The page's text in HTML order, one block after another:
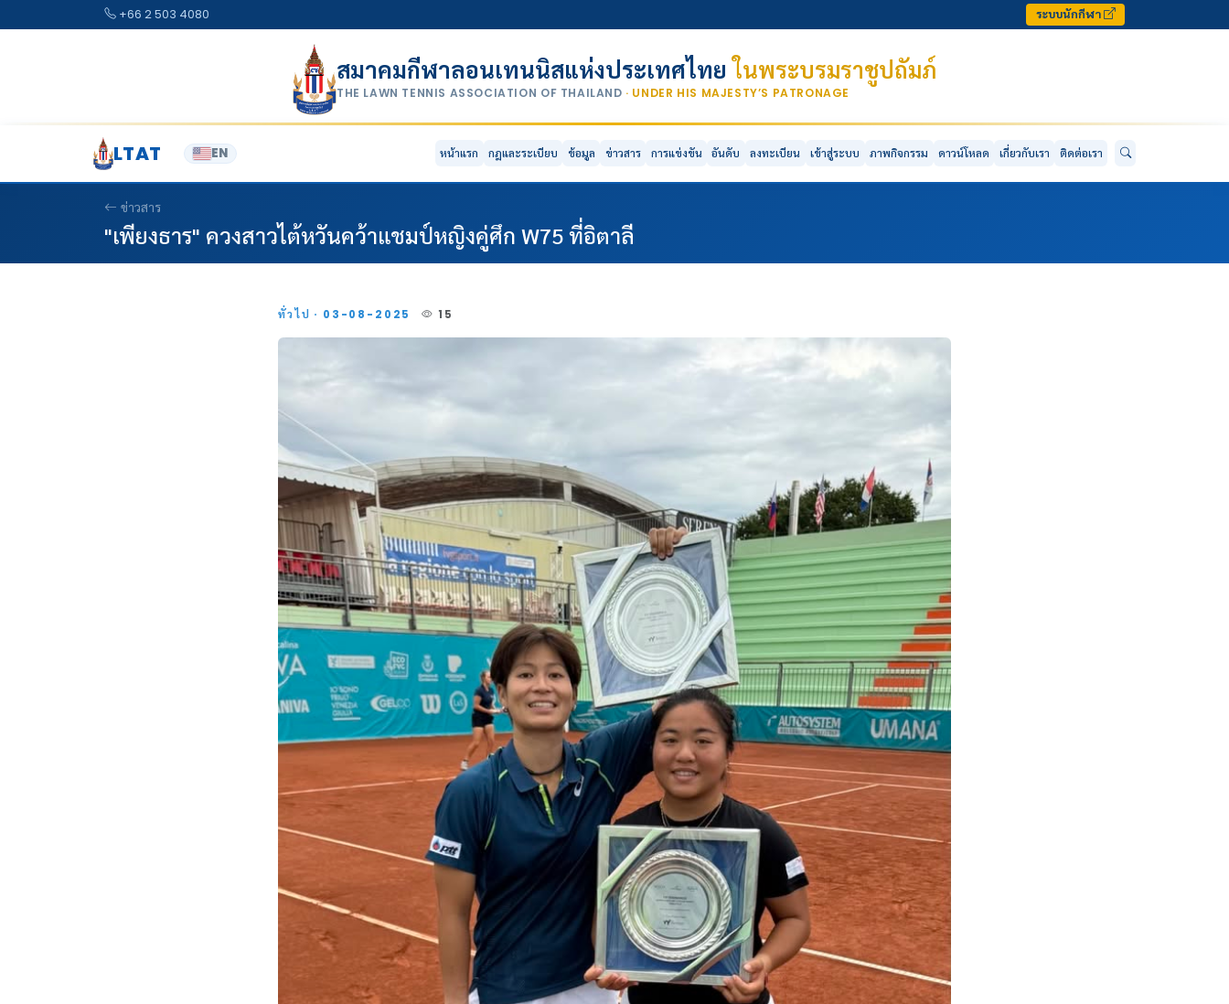
+66 2 503 4080 ระบบนักกีฬา
สมาคมกีฬาลอนเทนนิสแห่งประเทศไทยในพระบรมราชูปถัมภ์
THE LAWN TENNIS ASSOCIATION OF THAILAND · UNDER HIS MAJESTY’S PATRONAGE
LTAT EN หน้าแรก กฎและระเบียบ ข้อมูล ข่าวสาร การแข่งขัน อันดับ ลงทะเบียน เข้าสู่ระบบ ภาพกิจกรรม ดาวน์โหลด เกี่ยวกับเรา ติดต่อเรา
ข่าวสาร
"เพียงธาร" ควงสาวไต้หวันคว้าแชมป์หญิงคู่ศึก W75 ที่อิตาลี
ทั่วไป · 03-08-2025 15